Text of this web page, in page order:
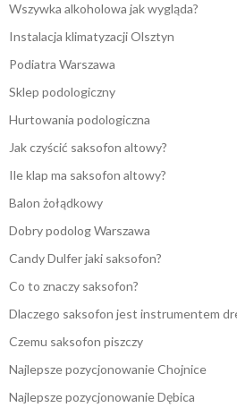
Wszywka alkoholowa jak wygląda?
Instalacja klimatyzacji Olsztyn
Podiatra Warszawa
Sklep podologiczny
Hurtowania podologiczna
Jak czyścić saksofon altowy?
Ile klap ma saksofon altowy?
Balon żołądkowy
Dobry podolog Warszawa
Candy Dulfer jaki saksofon?
Co to znaczy saksofon?
Dlaczego saksofon jest instrumentem
Czemu saksofon piszczy
Najlepsze pozycjonowanie Chojnice
Najlepsze pozycjonowanie Dębica